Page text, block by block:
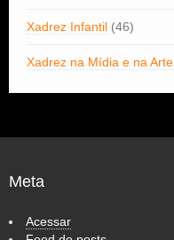
Xadrez Infantil (46)
Xadrez na Mídia e na Arte
Meta
Acessar